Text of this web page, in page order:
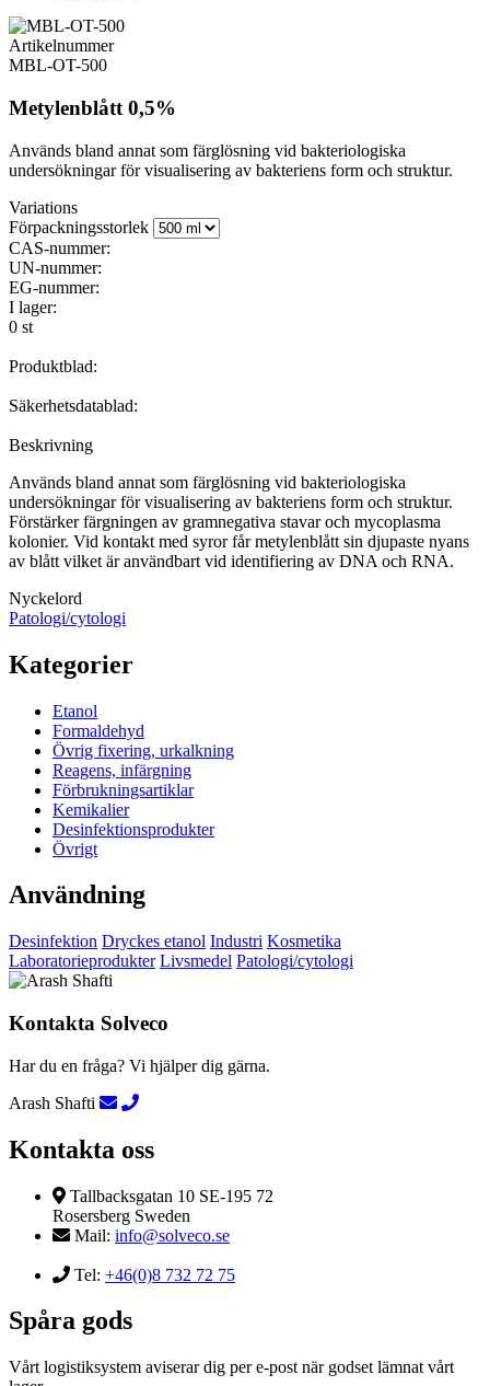
Artikelnummer
MBL-OT-500
Metylenblått 0,5%
Används bland annat som färglösning vid bakteriologiska
undersökningar för visualisering av bakteriens form och struktur.
Variations
Förpackningsstorlek
CAS-nummer:
UN-nummer:
EG-nummer:
I lager:
0 st
Produktblad:
Säkerhetsdatablad:
Beskrivning
Används bland annat som färglösning vid bakteriologiska
undersökningar för visualisering av bakteriens form och struktur.
Förstärker färgningen av gramnegativa stavar och mycoplasma
kolonier. Vid kontakt med syror får metylenblått sin djupaste nyans
av blått vilket är användbart vid identifiering av DNA och RNA.
Nyckelord
Patologi/cytologi
Kategorier
Etanol
Formaldehyd
Övrig fixering, urkalkning
Reagens, infärgning
Förbrukningsartiklar
Kemikalier
Desinfektionsprodukter
Övrigt
Användning
Desinfektion Dryckes etanol Industri Kosmetika
Laboratorieprodukter Livsmedel Patologi/cytologi
Kontakta Solveco
Har du en fråga? Vi hjälper dig gärna.
Arash Shafti
Kontakta oss
Tallbacksgatan 10 SE-195 72
Rosersberg Sweden
Mail: info@solveco.se
Tel: +46(0)8 732 72 75
Spåra gods
Vårt logistiksystem aviserar dig per e-post när godset lämnat vårt